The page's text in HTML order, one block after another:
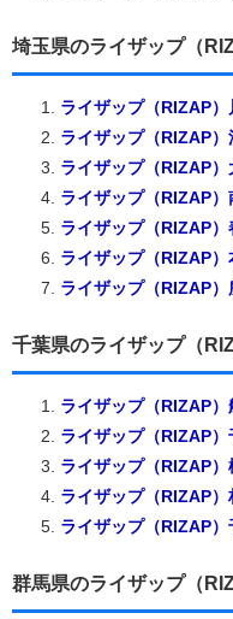
埼玉県のライザップ（
ライザップ（RIZAP）
ライザップ（RIZAP）
ライザップ（RIZAP
ライザップ（RIZAP）
ライザップ（RIZAP）
ライザップ（RIZAP）
ライザップ（RIZAP）
千葉県のライザップ（
ライザップ（RIZAP）
ライザップ（RIZAP）
ライザップ（RIZAP）
ライザップ（RIZAP）
ライザップ（RIZAP
群馬県のライザップ（